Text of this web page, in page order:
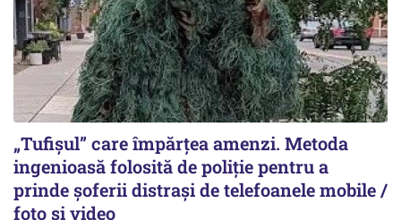
„Tufișul” care împărțea amenzi. Metoda
ingenioasă folosită de poliție pentru a
prinde șoferii distrași de telefoanele mobile /
foto și video